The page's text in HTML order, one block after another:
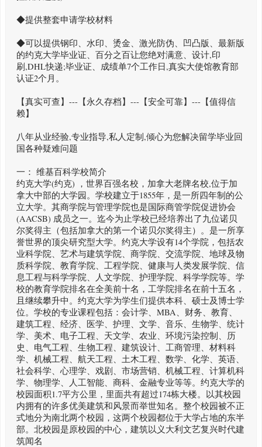
◆提供整套申请学校材料
◆可以提供钢印、水印、烫金、激光防伪、凹凸版、最新版
的约克大学毕业证、百分之百让您绝对满意、设计,印
刷,DHL快递;毕业证、成绩单7个工作日,真实大使馆教育部
认证2个月。
【真实可查】---【永久存档】---【安全可靠】---【值得信
赖】
八年从业经验,专业指导,私人定制,倾心为您解决留学毕业回
国各种疑难问题
一： 维基百科学校简介
约克大学(约克) ，世界百强名校，加拿大老牌名校,位于加
拿大中部的大学园。学校建立于1855年，是一所四年制的公
立大学。其商学院与管理学院也是国际商管学院促进协会
(AACSB) 成员之一。迄今为止学校已经培养出了九位诺贝
尔奖得主（包括加拿大的第一个诺贝尔奖得主）。是一所享
誉世界的顶尖研究型大学。约克大学设有14个学院，包括农
业科学院、艺术与建筑学院、商学院、交流学院、地球及物
质科学院、教育学院、工程学院、健康与人类发展学院、信
息工程与科学学院、人文学院、护理学院、科学学院等。学
校的教育学院排名在全美前十名，工学院排名在前十五名，
且继续攀升中。约克大学为学生们提供本科、硕士及博士学
位。学校的专业课程包括：会计学、MBA、财务、教育、
建筑工程、经济、医学、护理、文学、音乐、生物学、统计
学、美术、电子工程、天文学、农业、环境污染控制、历
史、电气工程、生物工程、建筑设计、工商管理、材料科
学、机械工程、航天工程、土木工程、数学、化学、英语、
社会科学、心理学、戏剧、市场营销、机械工程、计算机科
学、物理学、人工智能、商科、金融专业等等。约克大学的
校园面积1.7平方公里，里面共有超过174栋大楼。以其校园
内拥有的许多优美建筑和风景而举世知名。整个校园被不正
式地分为南北两个校园，这两个校园都位于大学占地的东半
部。北校园是原校园的中心，建筑以义大利文艺复兴时代建
筑闻名